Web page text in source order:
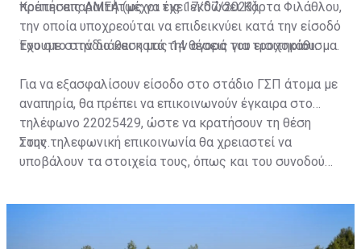
πρέπει απαραιτήτως να έχει εκδώσει Κάρτα Φιλάθλου,
την οποία υποχρεούται να επιδεικνύει κατά την είσοδό
του στο στάδιο και κατά την αγορά του εισιτηρίου.
Κρατήσεις ΑΜΕΑ (μέχρι τις 17/07/2023)
Έχουμε στην διάθεση μας 14 θέσεις για τροχοκάθισμα.
Για να εξασφαλίσουν είσοδο στο στάδιο ΓΣΠ άτομα με
αναπηρία, θα πρέπει να επικοινωνούν έγκαιρα στο
τηλέφωνο 22025429, ώστε να κρατήσουν τη θέση
τους.
Στην τηλεφωνική επικοινωνία θα χρειαστεί να
υποβάλουν τα στοιχεία τους, όπως και του συνοδού
ονοματεπώνυμο, αριθμός πινακίδας αυτοκινήτου,